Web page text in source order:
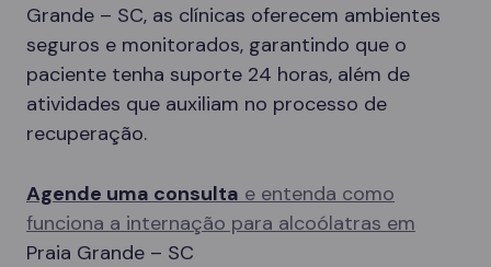
Grande – SC, as clínicas oferecem ambientes
seguros e monitorados, garantindo que o
paciente tenha suporte 24 horas, além de
atividades que auxiliam no processo de
recuperação.
Agende uma consulta e entenda como
funciona a internação para alcoólatras em
Praia Grande – SC